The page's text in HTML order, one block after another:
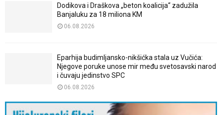
Dodikova i Draškova „beton koalicija“ zadužila
Banjaluku za 18 miliona KM
06.08.2026
Eparhija budimljansko-nikšićka stala uz Vučića:
Njegove poruke unose mir među svetosavski narod
i čuvaju jedinstvo SPC
06.08.2026